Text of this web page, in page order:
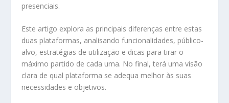
presenciais.
Este artigo explora as principais diferenças entre estas
duas plataformas, analisando funcionalidades, público-
alvo, estratégias de utilização e dicas para tirar o
máximo partido de cada uma. No final, terá uma visão
clara de qual plataforma se adequa melhor às suas
necessidades e objetivos.